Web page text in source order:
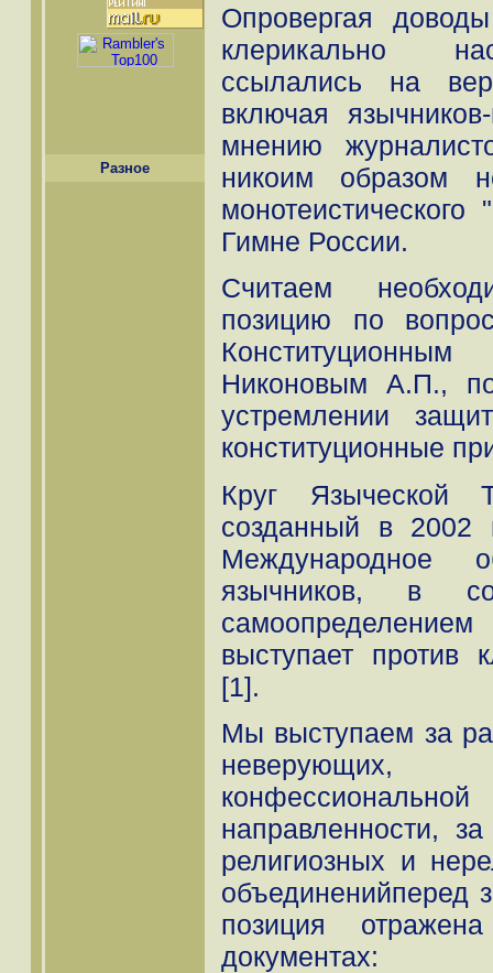
Разное
Опровергая
клерикально
ссылались на
включая
мнению
никоим образом
Гимне России.
Считаем
позицию по
Никоновым А.П.,
устремлении
конституционные
Круг Языческой
созданный в 2002
Международное
язычников, в
выступает против
[1].
Мы выступаем за
направленности,
религиозных и
объединенийперед
позиция
документах: